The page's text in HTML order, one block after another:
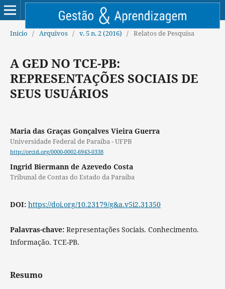
Início / Arquivos / v. 5 n. 2 (2016) / Relatos de Pesquisa
A GED NO TCE-PB:
REPRESENTAÇÕES SOCIAIS DE
SEUS USUÁRIOS
Maria das Graças Gonçalves Vieira Guerra
Universidade Federal de Paraíba - UFPB
http://orcid.org/0000-0002-6943-0338
Ingrid Biermann de Azevedo Costa
Tribunal de Contas do Estado da Paraíba
DOI: https://doi.org/10.23179/g&a.v5i2.31350
Palavras-chave: Representações Sociais. Conhecimento.
Informação. TCE-PB.
Resumo